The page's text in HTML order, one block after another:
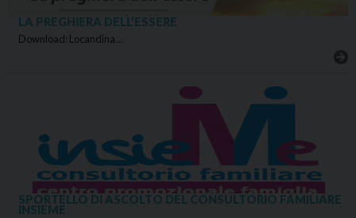
LA PREGHIERA DELL’ESSERE
Download: Locandina…
SPORTELLO DI ASCOLTO DEL CONSULTORIO FAMILIARE
INSIEME